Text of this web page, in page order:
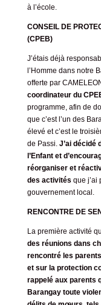
à l’école.
CONSEIL DE
(CPEB)
J’étais déjà
l’Homme dans notre
offerte par
coordinateur du
programme, afin de
que c’est l’un des
élevé et c’est le
de Passi. J’ai décidé
l’Enfant et
réorganiser et
des activités que j’ai
gouvernement local.
RENCONTRE DE
La première activité
des réunions dans
rencontré les
et sur la protection
rappelé aux parents
Barangay toute